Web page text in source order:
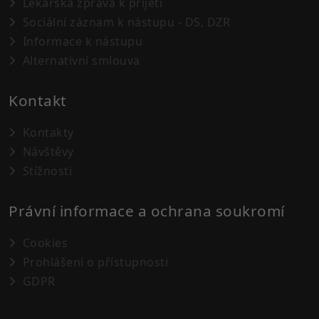
Sociální záznam k nástupu - DS, DZR
Informace k nástupu
Alternativní smlouva
Kontakt
Kontakty
Návštěvy
Stížnosti
Právní informace a ochrana soukromí
Cookies
Prohlášení o přístupnosti
GDPR